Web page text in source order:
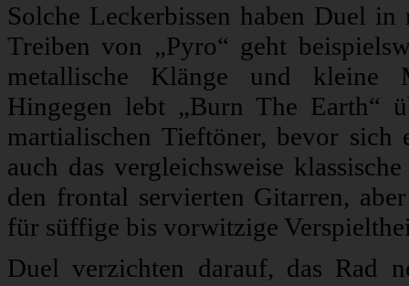
Solche Leckerbissen haben Duel
Treiben von „Pyro“ geht
metallische Klänge und kleine
Hingegen lebt „Burn The Earth“
martialischen Tieftöner, bevor
auch das vergleichsweise
den frontal servierten Gitarren,
für süffige bis vorwitzige
Duel verzichten darauf, das Rad